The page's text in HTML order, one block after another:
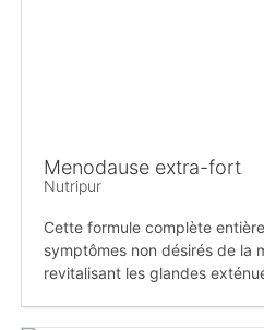
Menodause extra-fort
Nutripur
Cette formule complète
symptômes non désirés de la
revitalisant les glandes